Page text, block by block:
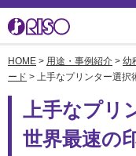
用途・事例紹介
サポート トップ
知る・学ぶTOP
企業情報TOP
HOME > 用途・事例紹介 > 幼
ード > 上手なプリンター選択
上手なプリ
世界最速の